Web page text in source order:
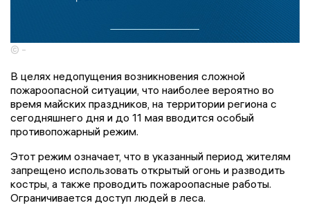
© -
В целях недопущения возникновения сложной
пожароопасной ситуации, что наиболее вероятно во
время майских праздников, на территории региона с
сегодняшнего дня и до 11 мая вводится особый
противопожарный режим.
Этот режим означает, что в указанный период жителям
запрещено использовать открытый огонь и разводить
костры, а также проводить пожароопасные работы.
Ограничивается доступ людей в леса.